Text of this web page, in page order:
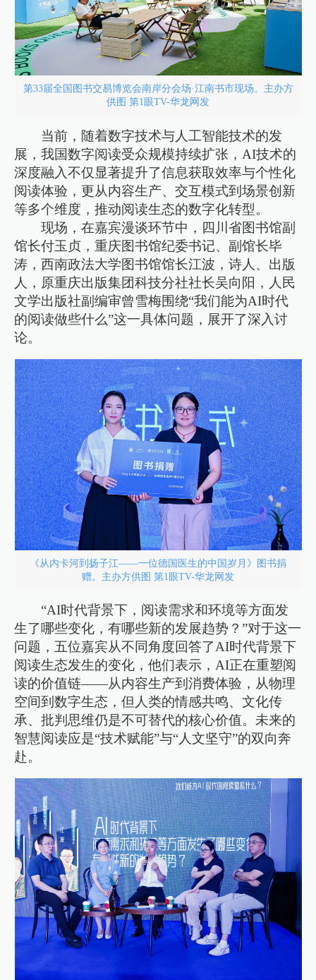
第33届全国图书交易博览会南岸分会场·江南书市现场。主办方
供图 第1眼TV-华龙网发
当前，随着数字技术与人工智能技术的发
展，我国数字阅读受众规模持续扩张，AI技术的
深度融入不仅显著提升了信息获取效率与个性化
阅读体验，更从内容生产、交互模式到场景创新
等多个维度，推动阅读生态的数字化转型。
现场，在嘉宾漫谈环节中，四川省图书馆副
馆长付玉贞，重庆图书馆纪委书记、副馆长毕
涛，西南政法大学图书馆馆长江波，诗人、出版
人，原重庆出版集团科技分社社长吴向阳，人民
文学出版社副编审曾雪梅围绕“我们能为AI时代
的阅读做些什么”这一具体问题，展开了深入讨
论。
《从内卡河到扬子江——一位德国医生的中国岁月》图书捐
赠。主办方供图 第1眼TV-华龙网发
“AI时代背景下，阅读需求和环境等方面发
生了哪些变化，有哪些新的发展趋势？”对于这一
问题，五位嘉宾从不同角度回答了AI时代背景下
阅读生态发生的变化，他们表示，AI正在重塑阅
读的价值链——从内容生产到消费体验，从物理
空间到数字生态，但人类的情感共鸣、文化传
承、批判思维仍是不可替代的核心价值。未来的
智慧阅读应是“技术赋能”与“人文坚守”的双向奔
赴。